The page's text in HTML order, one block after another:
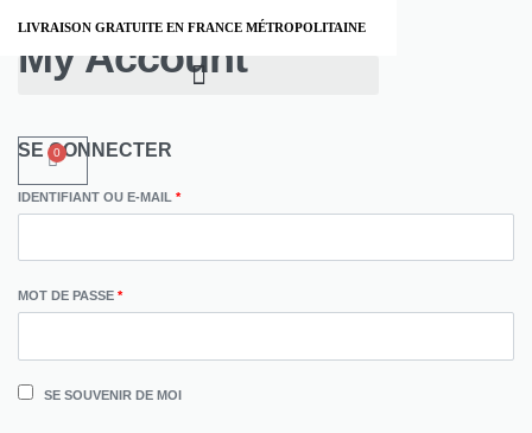
LIVRAISON GRATUITE EN FRANCE MÉTROPOLITAINE
0
My Account
SE CONNECTER
IDENTIFIANT OU E-MAIL *
MOT DE PASSE *
SE SOUVENIR DE MOI